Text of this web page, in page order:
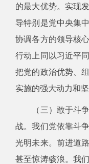
的最大优势。实现
导特别是党中央集
协调各方的领导核
行动上同以习近平
把党的政治优势、
实施的强大动力和坚
（三）敢于斗
战。我们党依靠斗
光明未来。前进道
甚至惊涛骇浪。我